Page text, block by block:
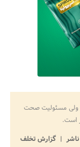
ولی مسئولیت صحت
است.
گزارش تخلف